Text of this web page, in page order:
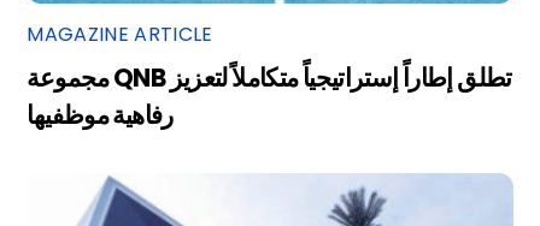
MAGAZINE ARTICLE
مجموعة QNB تطلق إطاراً إستراتيجياً متكاملاً لتعزيز
رفاهية موظفيها